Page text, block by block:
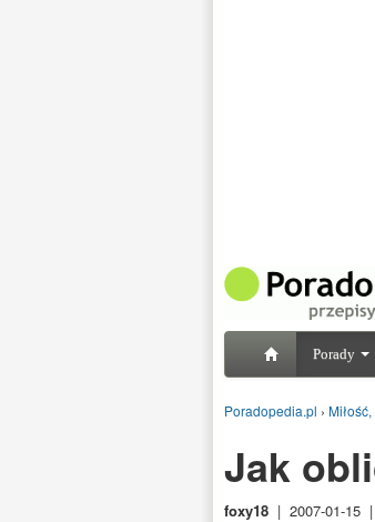
Porady
Poradopedia.pl ›
Jak
foxy18 | 2007-01-15 |